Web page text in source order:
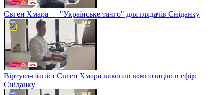
Євген Хмара — "Українське танго" для глядачів Сніданку
Віртуоз-піаніст Євген Хмара виконав композицію в ефірі
Сніданку